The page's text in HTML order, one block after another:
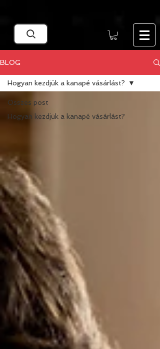
BLOG
Összes post
Hogyan kezdjük a kanapé vásárlást?
Hogyan kezdjük a kanapé vásárlást?